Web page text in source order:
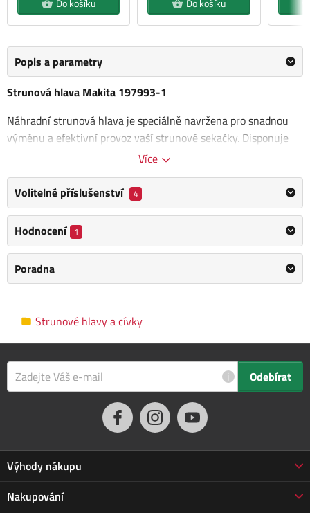
Do košíku Do košíku
Popis a parametry
Strunová hlava Makita 197993-1
Náhradní strunová hlava je speciálně navržena pro snadnou
výměnu a efektivní provoz vaší strunové sekačky. Disponuje
závitem M10 x 1,25LH. Průměr struny
potřeby časté výměny.
Závit: M10 x 1,25LH
Kategorie
Strunové hlavy a cívky
Výrobce
Makita/Informace o výrobci
Rozměry balení
11.0 x 6.0 x 11.0 cm
Více
Volitelné příslušenství 4
Hodnocení 1
Poradna
Strunové hlavy a cívky
i Odebírat
Výhody nákupu
Proč nakupovat u nás
Nakupování